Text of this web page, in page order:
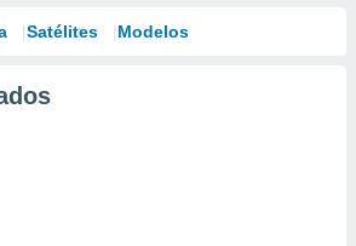
Satélites Modelos